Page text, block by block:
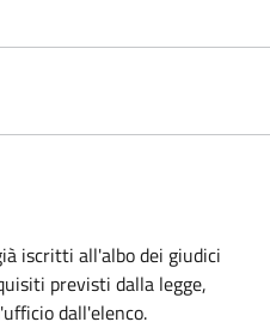
iscritti all'albo dei giudici
previsti dalla legge,
dall'elenco.